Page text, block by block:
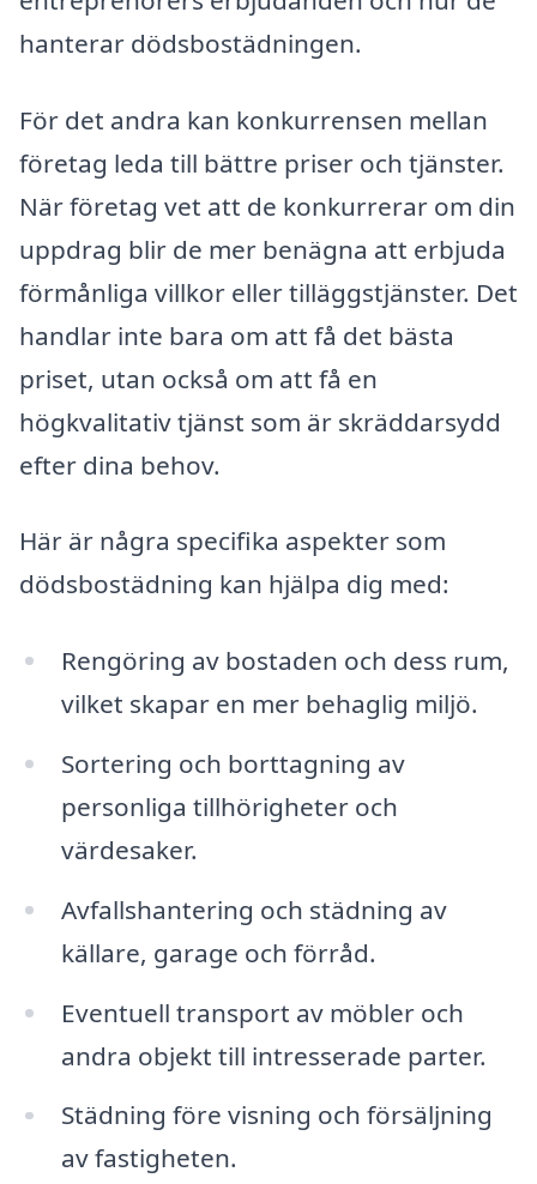
hanterar dödsbostädningen.
För det andra kan konkurrensen mellan
företag leda till bättre priser och tjänster.
När företag vet att de konkurrerar om din
uppdrag blir de mer benägna att erbjuda
förmånliga villkor eller tilläggstjänster. Det
handlar inte bara om att få det bästa
priset, utan också om att få en
högkvalitativ tjänst som är skräddarsydd
efter dina behov.
Här är några specifika aspekter som
dödsbostädning kan hjälpa dig med:
Rengöring av bostaden och dess rum,
vilket skapar en mer behaglig miljö.
Sortering och borttagning av
personliga tillhörigheter och
värdesaker.
Avfallshantering och städning av
källare, garage och förråd.
Eventuell transport av möbler och
andra objekt till intresserade parter.
Städning före visning och försäljning
av fastigheten.